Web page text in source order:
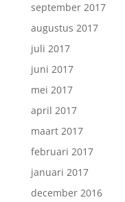
september 2017
augustus 2017
juli 2017
juni 2017
mei 2017
april 2017
maart 2017
februari 2017
januari 2017
december 2016